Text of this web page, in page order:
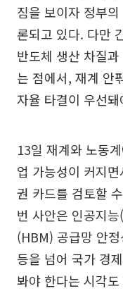
짐을 보이자 정부
론되고 있다. 다만
반도체 생산 차질
는 점에서, 재계 안
자율 타결이 우선
13일 재계와 노동
업 가능성이 커지
권 카드를 검토할
번 사안은 인공지
(HBM) 공급망 안
등을 넘어 국가 경
봐야 한다는 시각